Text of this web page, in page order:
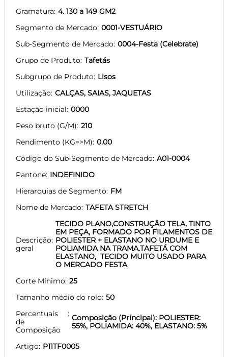
Gramatura 4. 130 a 149 GM2
Segmento de Mercado 0001-VESTUÁRIO
Sub-Segmento de Mercado 0004-Festa (Celebrate)
Grupo de Produto Tafetás
Subgrupo de Produto Lisos
Utilização CALÇAS, SAIAS, JAQUETAS
Estação inicial 0000
Peso bruto (G/M) 210
Rendimento (KG=>M) 0.00
Código do Sub-Segmento de Mercado A01-0004
Pantone INDEFINIDO
Hierarquias de Segmento FM
Nome de Mercado TAFETA STRETCH
Descrição
geral
TECIDO PLANO,CONSTRUÇÃO TELA, TINTO
EM PEÇA, FORMADO POR FILAMENTOS DE
POLIESTER + ELASTANO NO URDUME E
POLIAMIDA NA TRAMA.TAFETÁ COM
ELASTANO, TECIDO MUITO USADO PARA
O MERCADO FESTA
Corte Mínimo 25
Tamanho médio do rolo 50
Percentuais
de
Composição
Composição (Principal): POLIESTER:
55%, POLIAMIDA: 40%, ELASTANO: 5%
Artigo P11TF0005